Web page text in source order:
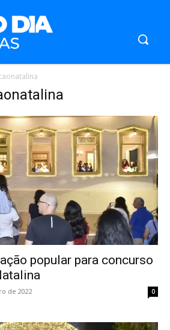
popular para concurso
de 2022 0